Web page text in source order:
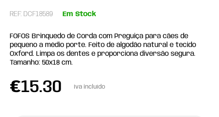
REF: DCF18589 Em Stock
FOFOS Brinquedo de Corda com Preguiça para cães de
pequeno a médio porte. Feito de algodão natural e tecido
Oxford. Limpa os dentes e proporciona diversão segura.
Tamanho: 50x18 cm.
€15.30 Iva incluído